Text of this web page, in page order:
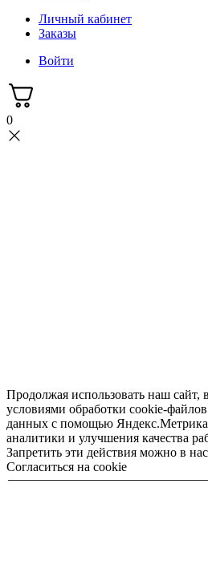
Личный кабинет
Заказы
Войти
0
Продолжая использовать наш сайт,
условиями обработки cookie-
данных с помощью
аналитики и улучшения качества
Запретить эти действия можно в
Согласиться на cookie